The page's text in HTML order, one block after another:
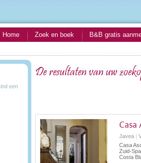
Home Zoek en boek B&B gratis
een
De resultaten van uw
Casa
Javea |
Casa
Zuid-
Costa